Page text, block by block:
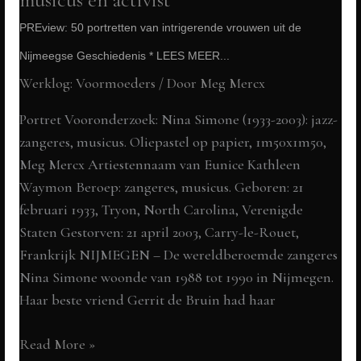
PREview: 50 portretten van intrigerende vrouwen uit de
Nijmeegse Geschiedenis * LEES MEER...
Werklog: Voormoeders / Door Meg Mercx
Portret Vooronderzoek: Nina Simone (1933-2003): jazz-
zangeres, musicus. Oliepastel op papier, 1m50x1m50,
Meg Mercx Artiestennaam van Eunice Kathleen
Waymon Beroep: zangeres, musicus. Geboren: 21
februari 1933, Tryon, North Carolina, Verenigde
Staten Gestorven: 21 april 2003, Carry-le-Rouet,
Frankrijk NIJMEGEN – De wereldberoemde zangeres
Nina Simone woonde van 1988 tot 1990 in Nijmegen.
Haar beste vriend Gerrit de Bruin had haar
Nina
Read More »